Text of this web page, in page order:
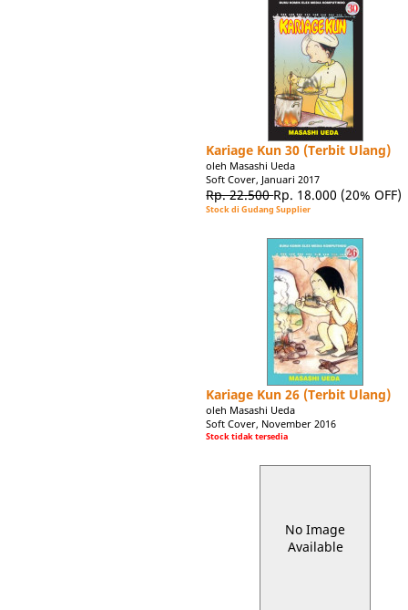
Kariage Kun 30 (Terbit Ulang)
oleh Masashi Ueda
Soft Cover, Januari 2017
Rp. 22.500Rp. 18.000 (20% OFF)
Stock di Gudang Supplier
Kariage Kun 26 (Terbit Ulang)
oleh Masashi Ueda
Soft Cover, November 2016
Stock tidak tersedia
No Image
Available